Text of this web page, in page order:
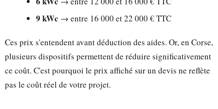
9 kWc → entre 16 000 et 22 000 € TTC
Ces prix s'entendent avant déduction des aides. Or, en Corse,
plusieurs dispositifs permettent de réduire significativement
ce coût. C'est pourquoi le prix affiché sur un devis ne reflète
pas le coût réel de votre projet.